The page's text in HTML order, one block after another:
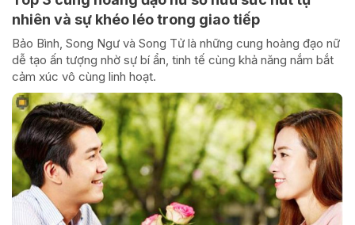
nhiên và sự khéo léo trong giao tiếp
Bảo Bình, Song Ngư và Song Tử là những cung hoàng đạo nữ
dễ tạo ấn tượng nhờ sự bí ẩn, tinh tế cùng khả năng nắm bắt
cảm xúc vô cùng linh hoạt.